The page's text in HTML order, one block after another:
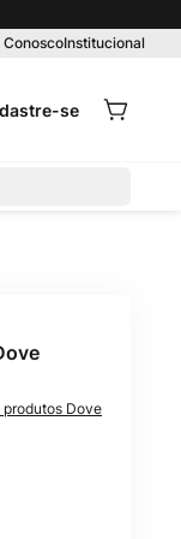
ConoscoInstitucional
Dove